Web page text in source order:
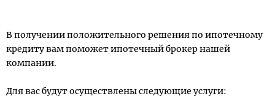
В получении положительного решения по ипотечному
кредиту вам поможет ипотечный брокер нашей
компании.
Для вас будут осуществлены следующие услуги: